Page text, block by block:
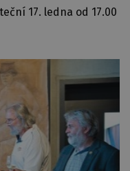
17. ledna od 17.00